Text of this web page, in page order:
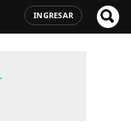
INGRESAR